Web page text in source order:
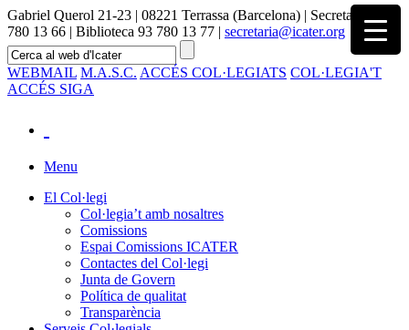
Gabriel Querol 21-23 | 08221 Terrassa (Barcelona) | Secretaria 93
780 13 66 | Biblioteca 93 780 13 77 | secretaria@icater.org
WEBMAIL M.A.S.C. ACCÉS COL·LEGIATS COL·LEGIA'T
ACCÉS SIGA
Menu
El Col·legi
Col·legia’t amb nosaltres
Comissions
Espai Comissions ICATER
Contactes del Col·legi
Junta de Govern
Política de qualitat
Transparència